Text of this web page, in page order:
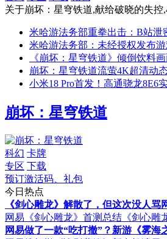
关于崩坏：星穹铁道,献给破晓的失
米哈游法务部重拳出击：B站泄
米哈游法务部：未经授权发布
《崩坏：星穹铁道》倾倒饮料
崩坏：星穹铁道流萤4K超清动
小米18 Pro首发！高通骁龙8E6
崩坏：星穹铁道
科幻 卡牌
专区 下载
预订激活码、礼包
今日热点
《剑心雕龙》解散了，但这次没人骂
网易《剑心雕龙》首测总结 《剑心雕
网易做了一款“吃打撤”？新游《雾海